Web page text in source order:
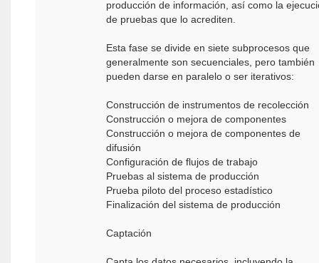
producción de información, así como la
de pruebas que lo acrediten.
Esta fase se divide en siete subprocesos que
generalmente son secuenciales, pero también
pueden darse en paralelo o ser iterativos:
Construcción de instrumentos de recolección
Construcción o mejora de componentes
Construcción o mejora de componentes de
difusión
Configuración de flujos de trabajo
Pruebas al sistema de producción
Prueba piloto del proceso estadístico
Finalización del sistema de producción
Captación